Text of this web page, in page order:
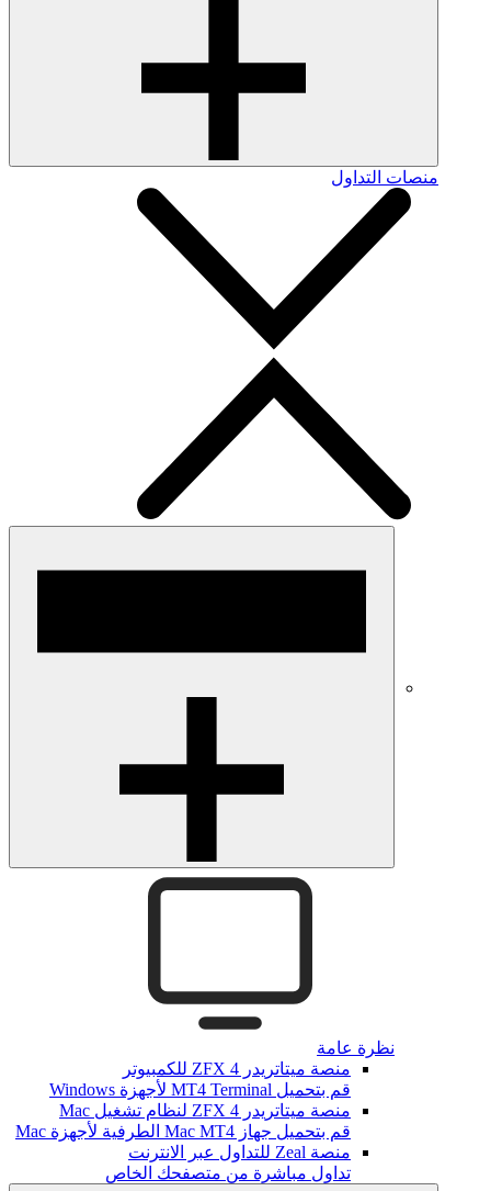
منصات التداول
نظرة عامة
منصة ميتاتريدر ZFX 4 للكمبيوتر
قم بتحميل MT4 Terminal لأجهزة Windows
منصة ميتاتريدر ZFX 4 لنظام تشغيل Mac
قم بتحميل جهاز Mac MT4 الطرفية لأجهزة Mac
منصة Zeal للتداول عبر الانترنت
تداول مباشرة من متصفحك الخاص